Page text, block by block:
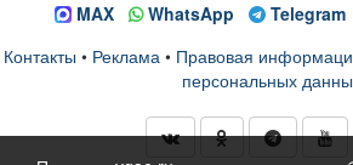
MAX WhatsApp Telegram
Контакты • Реклама• Правовая
персональных